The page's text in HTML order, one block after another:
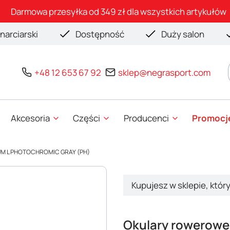
Darmowa przesyłka od 349 zł dla wszystkich artykułów
Dostępność Duży salon
+48 12 653 67 92 sklep@negrasport.com
Akcesoria Części Producenci
L PHOTOCHROMIC GRAY (PH)
Kupujesz w sklepie,
Okulary rowerowe